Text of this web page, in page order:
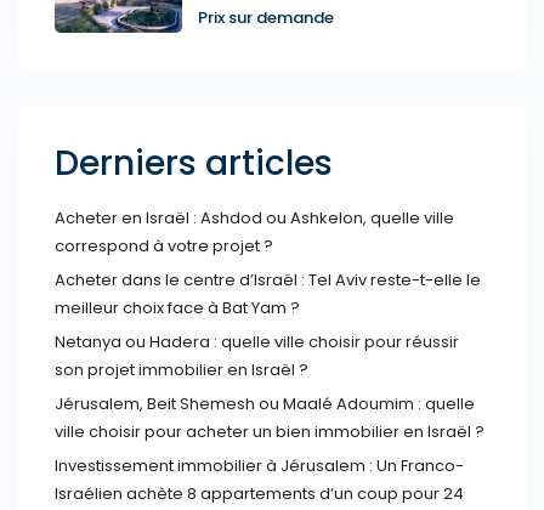
Prix sur demande
Derniers articles
Acheter en Israël : Ashdod ou Ashkelon, quelle ville
correspond à votre projet ?
Acheter dans le centre d’Israël : Tel Aviv reste-t-elle le
meilleur choix face à Bat Yam ?
Netanya ou Hadera : quelle ville choisir pour réussir
son projet immobilier en Israël ?
Jérusalem, Beit Shemesh ou Maalé Adoumim : quelle
ville choisir pour acheter un bien immobilier en Israël ?
Investissement immobilier à Jérusalem : Un Franco-
Israélien achète 8 appartements d’un coup pour 24